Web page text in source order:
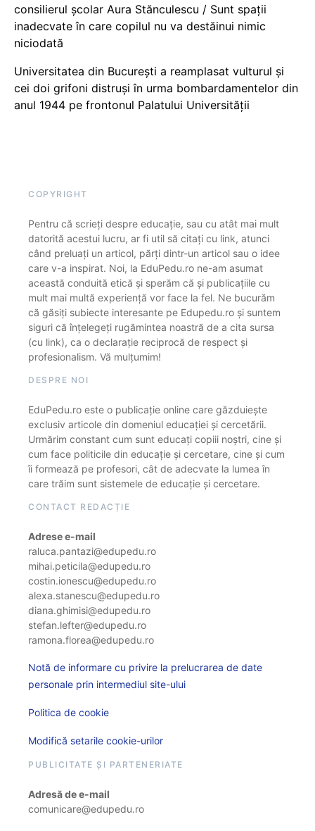
consilierul școlar Aura Stănculescu / Sunt spații
inadecvate în care copilul nu va destăinui nimic
niciodată
Universitatea din București a reamplasat vulturul și
cei doi grifoni distruși în urma bombardamentelor din
anul 1944 pe frontonul Palatului Universității
COPYRIGHT
Pentru că scrieți despre educație, sau cu atât mai mult
datorită acestui lucru, ar fi util să citați cu link, atunci
când preluați un articol, părți dintr-un articol sau o idee
care v-a inspirat. Noi, la EduPedu.ro ne-am asumat
această conduită etică și sperăm că și publicațiile cu
mult mai multă experiență vor face la fel. Ne bucurăm
că găsiți subiecte interesante pe Edupedu.ro și suntem
siguri că înțelegeți rugămintea noastră de a cita sursa
(cu link), ca o declarație reciprocă de respect și
profesionalism. Vă mulțumim!
DESPRE NOI
EduPedu.ro este o publicație online care găzduiește
exclusiv articole din domeniul educației și cercetării.
Urmărim constant cum sunt educați copiii noștri, cine și
cum face politicile din educație și cercetare, cine și cum
îi formează pe profesori, cât de adecvate la lumea în
care trăim sunt sistemele de educație și cercetare.
CONTACT REDACȚIE
Adrese e-mail
raluca.pantazi@edupedu.ro
mihai.peticila@edupedu.ro
costin.ionescu@edupedu.ro
alexa.stanescu@edupedu.ro
diana.ghimisi@edupedu.ro
stefan.lefter@edupedu.ro
ramona.florea@edupedu.ro
Notă de informare cu privire la prelucrarea de date
personale prin intermediul site-ului
Politica de cookie
Modifică setarile cookie-urilor
PUBLICITATE ȘI PARTENERIATE
Adresă de e-mail
comunicare@edupedu.ro